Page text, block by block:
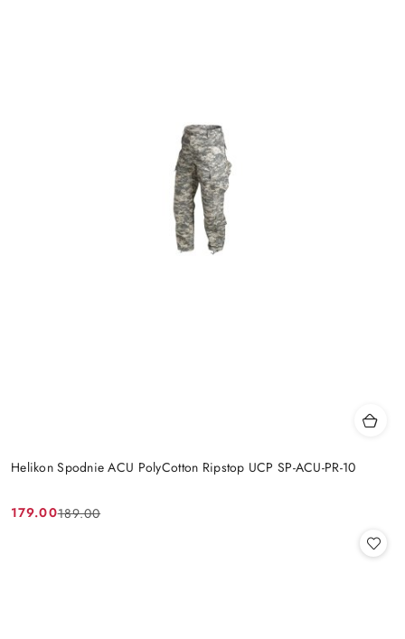
Helikon Spodnie ACU PolyCotton Ripstop UCP SP-ACU-PR-10
Cena
179.00
Cena
189.00